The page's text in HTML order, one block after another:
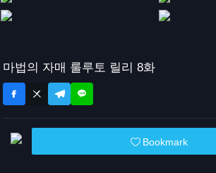
마법의 자매 룰루토 릴리 8화
Bookmark